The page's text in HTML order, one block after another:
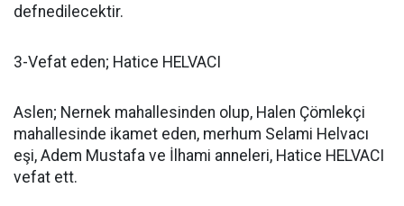
defnedilecektir.
3-Vefat eden; Hatice HELVACI
Aslen; Nernek mahallesinden olup, Halen Çömlekçi
mahallesinde ikamet eden, merhum Selami Helvacı
eşi, Adem Mustafa ve İlhami anneleri, Hatice HELVACI
vefat ett.